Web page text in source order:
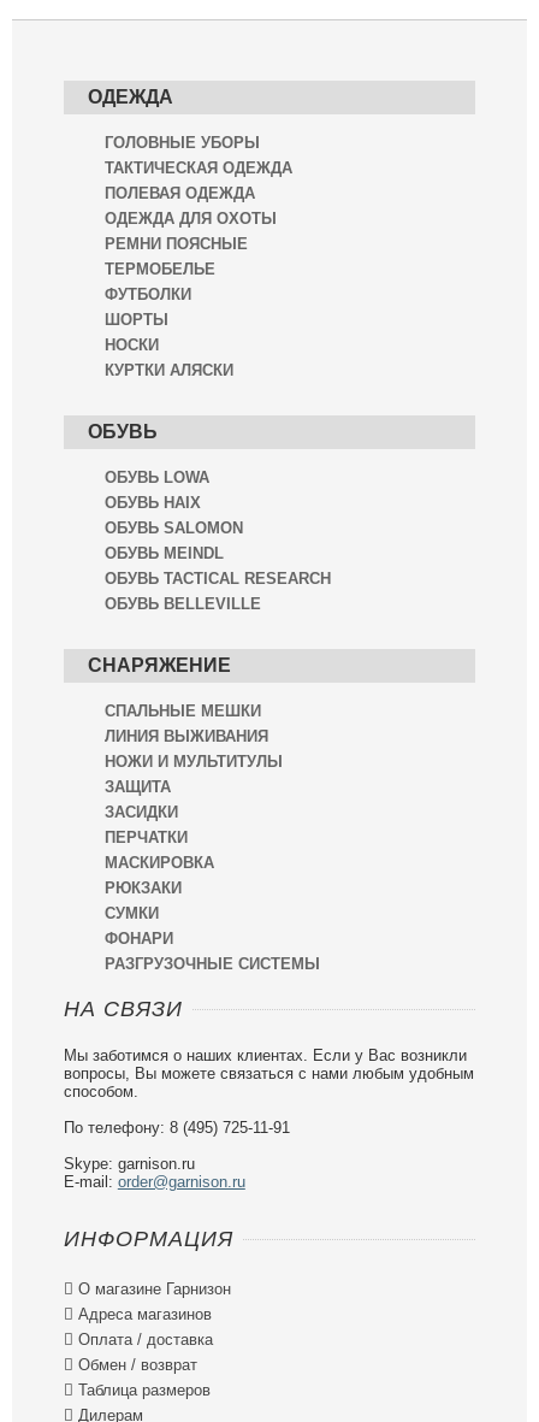
ОДЕЖДА
ГОЛОВНЫЕ УБОРЫ
ТАКТИЧЕСКАЯ ОДЕЖДА
ПОЛЕВАЯ ОДЕЖДА
ОДЕЖДА ДЛЯ ОХОТЫ
РЕМНИ ПОЯСНЫЕ
ТЕРМОБЕЛЬЕ
ФУТБОЛКИ
ШОРТЫ
НОСКИ
КУРТКИ АЛЯСКИ
ОБУВЬ
ОБУВЬ LOWA
ОБУВЬ HAIX
ОБУВЬ SALOMON
ОБУВЬ MEINDL
ОБУВЬ TACTICAL RESEARCH
ОБУВЬ BELLEVILLE
СНАРЯЖЕНИЕ
СПАЛЬНЫЕ МЕШКИ
ЛИНИЯ ВЫЖИВАНИЯ
НОЖИ И МУЛЬТИТУЛЫ
ЗАЩИТА
ЗАСИДКИ
ПЕРЧАТКИ
МАСКИРОВКА
РЮКЗАКИ
СУМКИ
ФОНАРИ
РАЗГРУЗОЧНЫЕ СИСТЕМЫ
НА СВЯЗИ
Мы заботимся о наших клиентах. Если у Вас возникли
вопросы, Вы можете связаться с нами любым удобным
способом.
По телефону: 8 (495) 725-11-91
Skype: garnison.ru
E-mail: order@garnison.ru
ИНФОРМАЦИЯ
 О магазине Гарнизон
 Адреса магазинов
 Оплата / доставка
 Обмен / возврат
 Таблица размеров
 Дилерам